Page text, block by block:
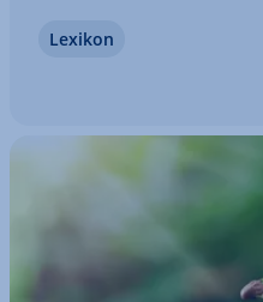
das erreichen. Die
Lexikon